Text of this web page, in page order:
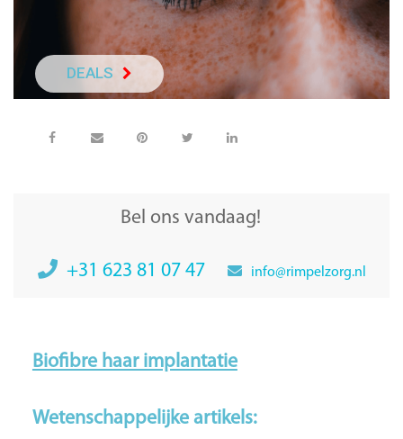
DEALS
Bel ons vandaag!
+31 623 81 07 47 info@rimpelzorg.nl
Biofibre haar implantatie
Wetenschappelijke artikels: